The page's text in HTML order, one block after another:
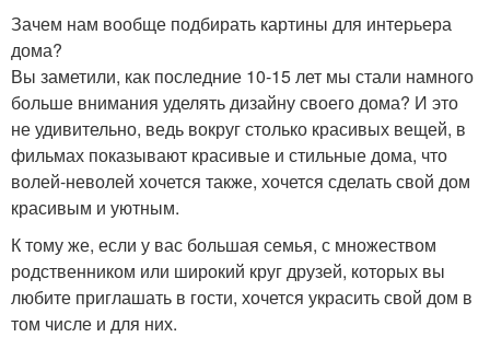
Зачем нам вообще подбирать картины для интерьера
дома?
Вы заметили, как последние 10-15 лет мы стали намного
больше внимания уделять дизайну своего дома? И это
не удивительно, ведь вокруг столько красивых вещей, в
фильмах показывают красивые и стильные дома, что
волей-неволей хочется также, хочется сделать свой дом
красивым и уютным.
К тому же, если у вас большая семья, с множеством
родственником или широкий круг друзей, которых вы
любите приглашать в гости, хочется украсить свой дом в
том числе и для них.